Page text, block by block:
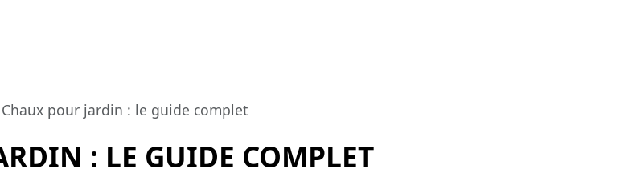
Chaux pour jardin : le guide complet
: LE GUIDE COMPLET